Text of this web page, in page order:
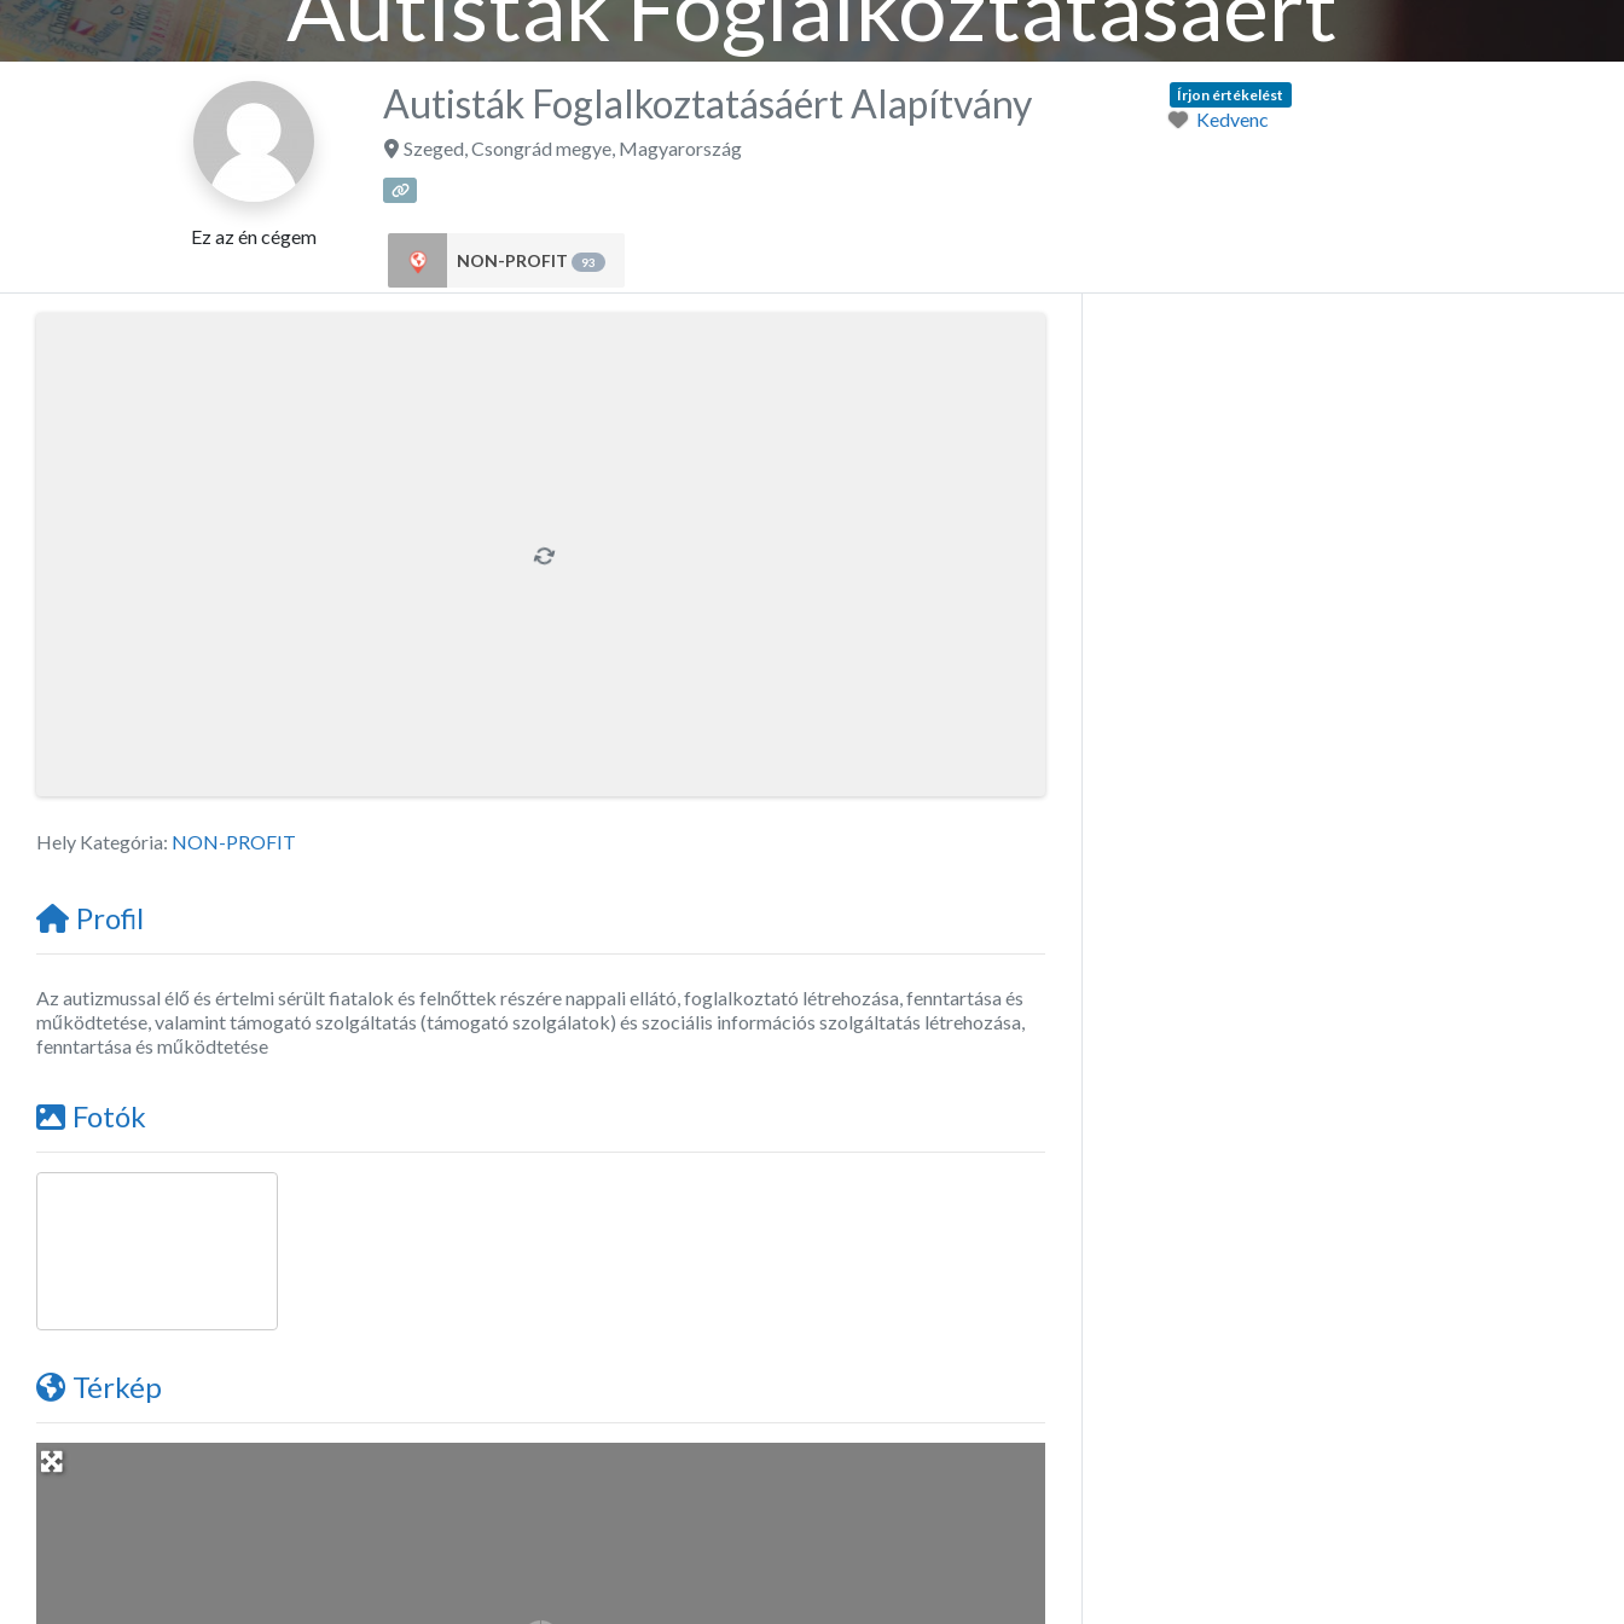
Alapítvány
Ez az én cégem
Autisták Foglalkoztatásáért Alapítvány
Szeged,Csongrád megye, Magyarország
NON-PROFIT 93
Írjon értékelést
Kedvenc
Hely Kategória: NON-PROFIT
Profil
Az autizmussal élő és értelmi sérült fiatalok és felnőttek részére nappali ellátó, foglalkoztató létrehozása, fenntartása és
működtetése, valamint támogató szolgáltatás (támogató szolgálatok) és szociális információs szolgáltatás létrehozása,
fenntartása és működtetése
Fotók
Térkép